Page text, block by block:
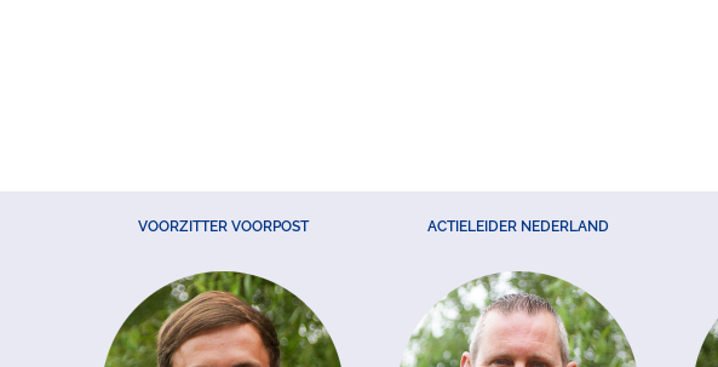
VOORZITTER VOORPOST ACTIELEIDER NEDERLAND